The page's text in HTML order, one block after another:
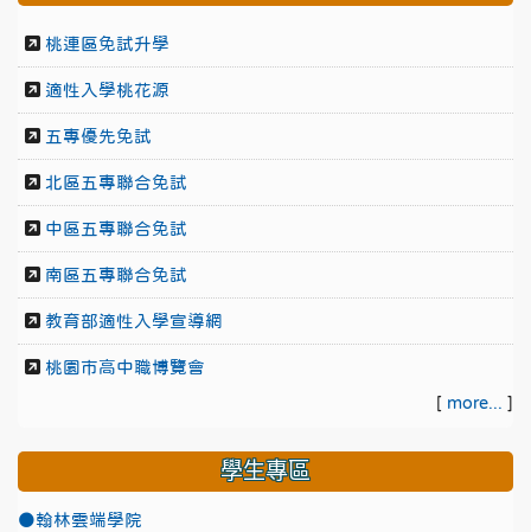
桃連區免試升學
適性入學桃花源
五專優先免試
北區五專聯合免試
中區五專聯合免試
南區五專聯合免試
教育部適性入學宣導網
桃園市高中職博覽會
[ more... ]
學生專區
●翰林雲端學院